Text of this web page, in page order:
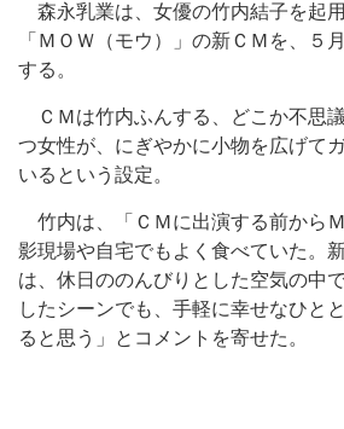
森永乳業は、女優の竹内結子を起
「ＭＯＷ（モウ）」の新ＣＭを、５
する。
ＣＭは竹内ふんする、どこか不思
つ女性が、にぎやかに小物を広げて
いるという設定。
竹内は、「ＣＭに出演する前から
影現場や自宅でもよく食べていた。
は、休日ののんびりとした空気の中
したシーンでも、手軽に幸せなひと
ると思う」とコメントを寄せた。